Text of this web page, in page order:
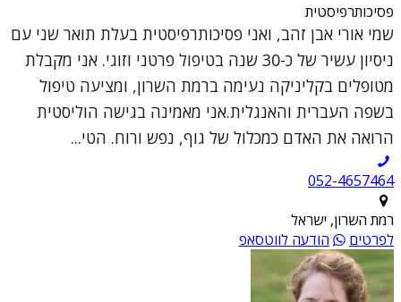
פסיכותרפיסטית
שמי אורי אבן זהב, ואני פסיכותרפיסטית בעלת תואר שני עם
ניסיון עשיר של כ-30 שנה בטיפול פרטני וזוגי. אני מקבלת
מטופלים בקליניקה נעימה ברמת השרון, ומציעה טיפול
בשפה העברית והאנגלית.אני מאמינה בגישה הוליסטית
הרואה את האדם כמכלול של גוף, נפש ורוח. הטי...
052-4657464
רמת השרון, ישראל
לפרטים
הודעה לווטסאפ